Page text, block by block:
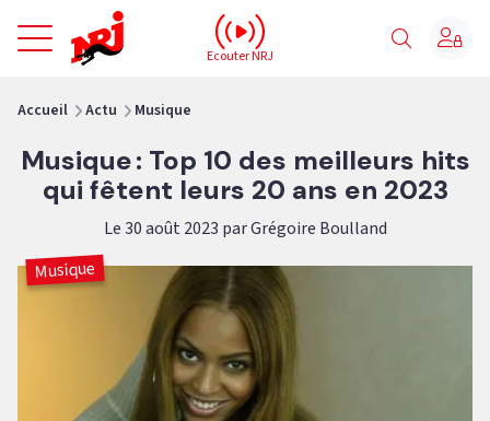
NRJ - Accueil
Ecouter NRJ
Accueil Actu Musique
Musique : Top 10 des meilleurs hits
qui fêtent leurs 20 ans en 2023
Le 30 août 2023 par Grégoire Boulland
Musique